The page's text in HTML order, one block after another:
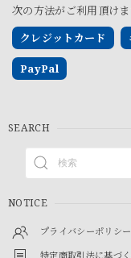
次の方法がご利用頂けま
クレジットカード
PayPal
SEARCH
NOTICE
プライバシーポリシー
特定商取引法に基づ